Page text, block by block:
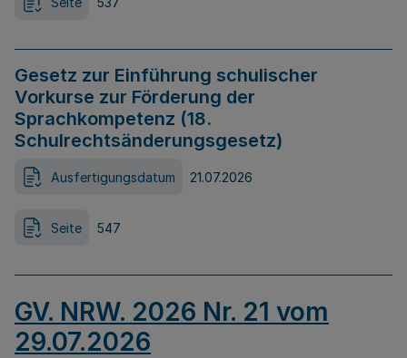
Gesetz zur Einführung schulischer
Vorkurse zur Förderung der
Sprachkompetenz (18.
Schulrechtsänderungsgesetz)
Ausfertigungsdatum 21.07.2026
Seite 547
GV. NRW. 2026 Nr. 21 vom
29.07.2026